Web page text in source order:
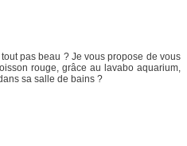
pas beau ? Je vous propose de vous
rouge, grâce au lavabo aquarium,
sa salle de bains ?